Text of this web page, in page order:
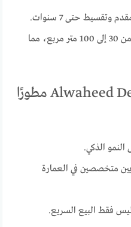
وحدات تناسب جميع الأنشطة من 30 إلى 100 متر مربع، مما
لماذا تعتبر Alwaheed Development مطورًا
الذكي.
متخصصين في العمارة
فقط البيع السريع.